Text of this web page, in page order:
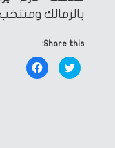
بالزمالك
Share this:
Click
to
share
Click
to